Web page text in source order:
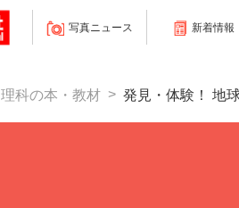
写真ニュース 新着情報
理科の本・教材 発見・体験！ 地